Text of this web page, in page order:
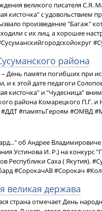
великого писателя С.Я.
кисточка" с удовольствием
произведение "Багаж"
с их лиц, а хорошее
района
День памяти погибших при
и к этой дате педагоги
кисточка" и "Чудесница"
района Комарецкого П.Г. и
#ДДТ #памятьГероям #ОМВД
об Андрее
Устинова И. Р.) на конкурс
Республики Саха ( Якутия).
#СорокачАВ #Сорокач
великая держава
страна отмечает День